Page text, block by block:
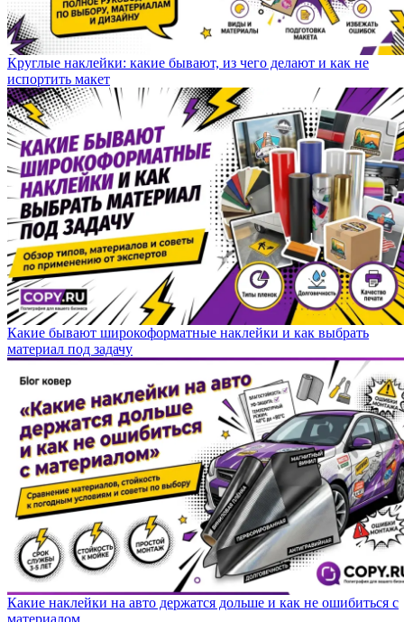
Круглые наклейки: какие бывают, из чего делают и как не
испортить макет
Какие бывают широкоформатные наклейки и как выбрать
материал под задачу
Какие наклейки на авто держатся дольше и как не ошибиться с